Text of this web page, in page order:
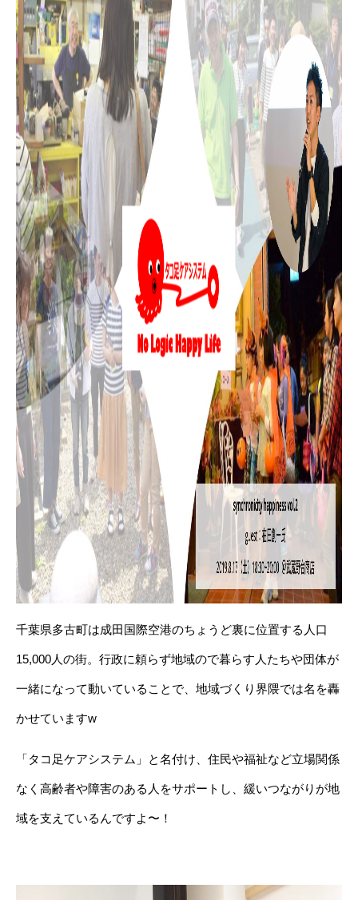
千葉県多古町は成田国際空港のちょうど裏に位置する人口
15,000人の街。行政に頼らず地域ので暮らす人たちや団体が
一緒になって動いていることで、地域づくり界隈では名を轟
かせていますw
「タコ足ケアシステム」と名付け、住民や福祉など立場関係
なく高齢者や障害のある人をサポートし、緩いつながりが地
域を支えているんですよ〜！